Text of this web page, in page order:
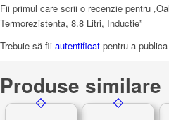
Fii primul care scrii o recenzie pentru
Termorezistenta, 8.8 Litri, Inductie”
Trebuie să fii autentificat pentru a
Produse similare